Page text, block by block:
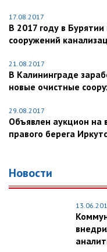
17.08.2017
В 2017 году в
сооружений
21.08.2017
В Калининграде
новые очистные
29.08.2017
Объявлен аукцион на
правого берега
Новости